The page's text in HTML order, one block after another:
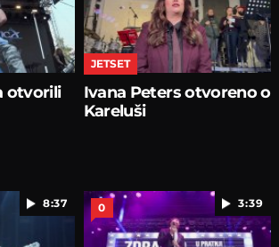
otvorili
JETSET
Ivana Peters otvoreno o
Kareluši
8:37 3:39
0